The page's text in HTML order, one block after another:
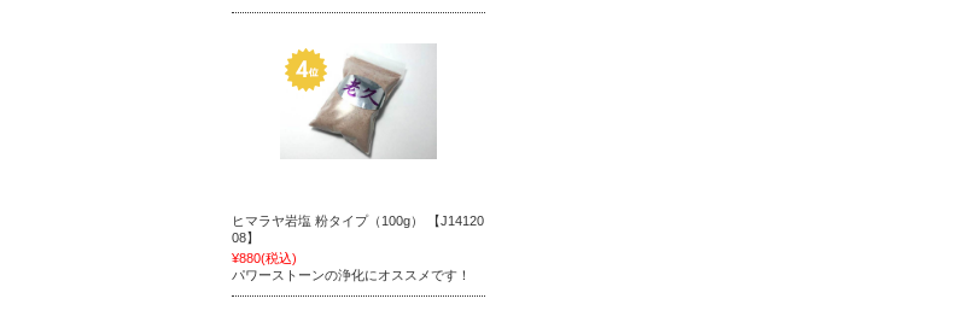
ヒマラヤ岩塩 粉タイプ（100g） 【J14120
08】
¥880(税込)
パワーストーンの浄化にオススメです！